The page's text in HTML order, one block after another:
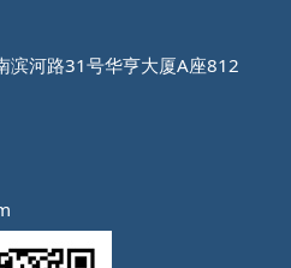
滨河路31号华亨大厦A座812